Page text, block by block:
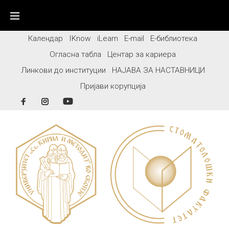
contentКалендар IKnow iLearn E-mail
Е-библиотека
Огласна табла
Центар за кариера
Линкови до институции
НАЈАВА ЗА НАСТАВНИЦИ
Пријави корупција
FacebookInstagram